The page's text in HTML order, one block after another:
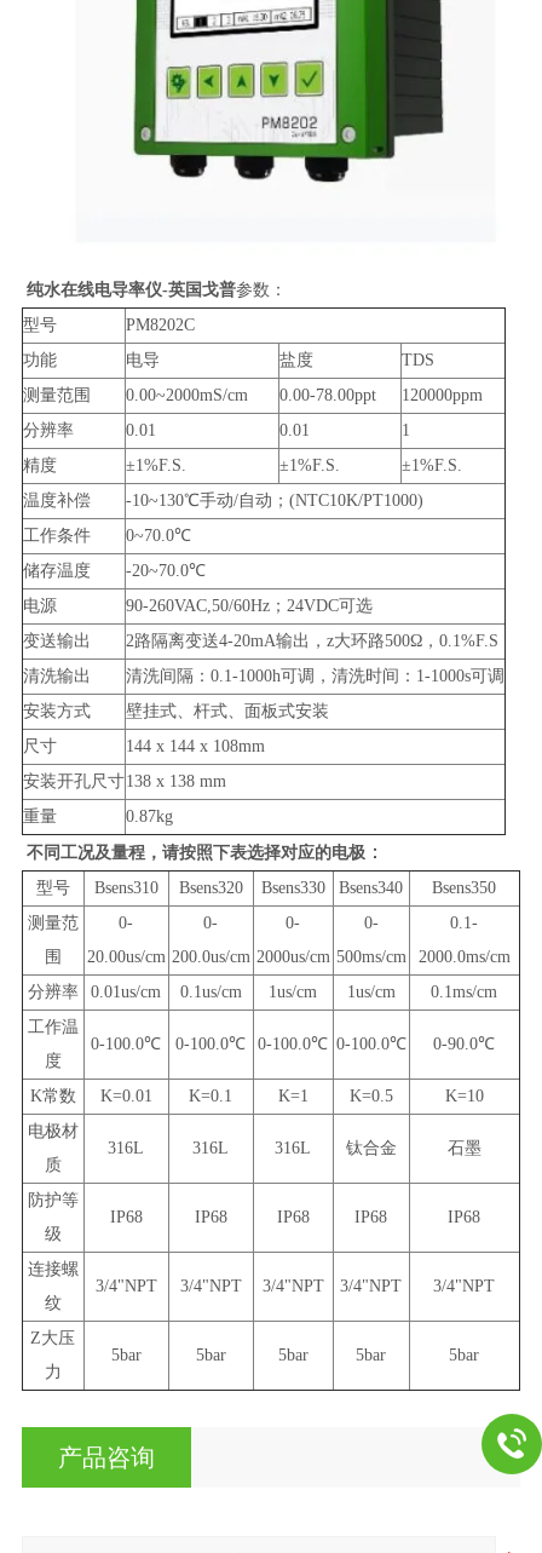
纯水在线电导率仪-英国戈普参数：
型号
PM8202C
功能
电导 盐度
TDS
测量范围
0.00~2000mS/cm 0.00-78.00ppt
120000ppm
分辨率
0.01 0.01
1
精度
±1%F.S. ±1%F.S.
±1%F.S.
温度补偿
-10~130℃手动/自动；(NTC10K/PT1000)
工作条件
0~70.0℃
储存温度
-20~70.0℃
电源
90-260VAC,50/60Hz；24VDC可选
变送输出
2路隔离变送4-20mA输出，z大环路500Ω，0.1%F.S
清洗输出
清洗间隔：0.1-1000h可调，清洗时间：1-1000s可调
安装方式
壁挂式、杆式、面板式安装
尺寸
144 x 144 x 108mm
安装开孔尺寸138 x 138 mm
重量
0.87kg
不同工况及量程，请按照下表选择对应的电极：
型号 Bsens310 Bsens320 Bsens330 Bsens340
Bsens350
测量范
围
0-
20.00us/cm
0-
200.0us/cm
0-
2000us/cm
0-
500ms/cm
0.1-
2000.0ms/cm
分辨率
0.01us/cm 0.1us/cm 1us/cm 1us/cm
0.1ms/cm
工作温
度
0-100.0℃ 0-100.0℃ 0-100.0℃ 0-100.0℃ 0-90.0℃
K常数 K=0.01 K=0.1 K=1 K=0.5
K=10
电极材
质
316L 316L 316L 钛合金 石墨
防护等
级
IP68 IP68 IP68 IP68 IP68
连接螺
纹
3/4"NPT 3/4"NPT 3/4"NPT 3/4"NPT 3/4"NPT
Z大压
力
5bar 5bar 5bar 5bar 5bar
产品咨询